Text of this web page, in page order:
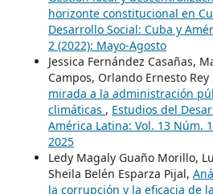
horizonte constitucional en
Desarrollo Social: Cuba y
2 (2022): Mayo-Agosto
Jessica Fernández Casañas,
Campos, Orlando Ernesto Rey
mirada a la administración
climáticas , Estudios del
América Latina: Vol. 13 Núm.
2025
Ledy Magaly Guaño Morillo,
Sheila Belén Esparza Pijal,
la corrupción y la eficacia de